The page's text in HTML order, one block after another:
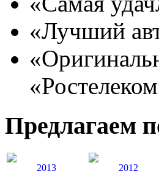
«Лучший
Предлагаем
2013 2012